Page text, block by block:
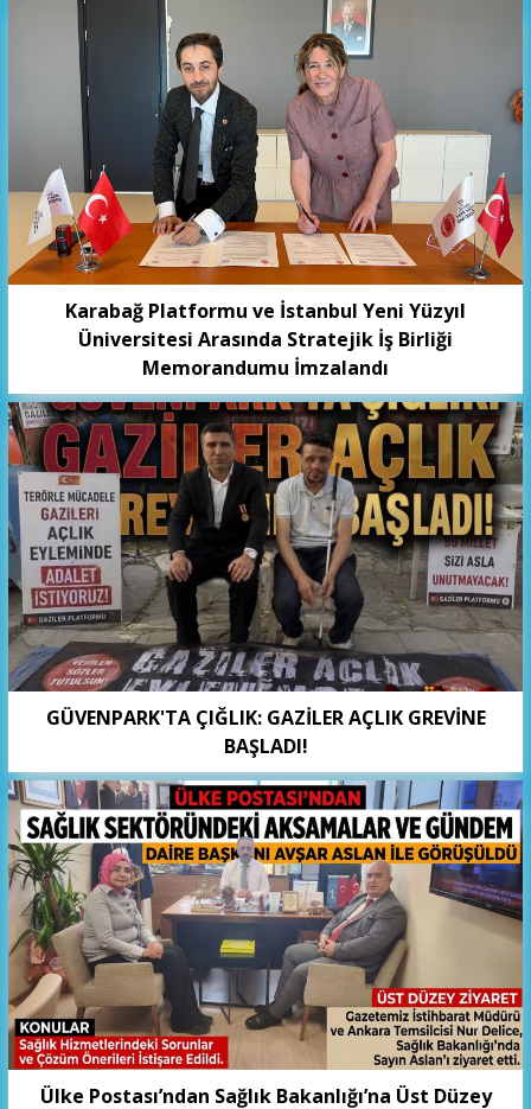
Karabağ Platformu ve İstanbul Yeni Yüzyıl
Üniversitesi Arasında Stratejik İş Birliği
Memorandumu İmzalandı
GÜVENPARK'TA ÇIĞLIK: GAZİLER AÇLIK GREVİNE
BAŞLADI!
Ülke Postası’ndan Sağlık Bakanlığı’na Üst Düzey